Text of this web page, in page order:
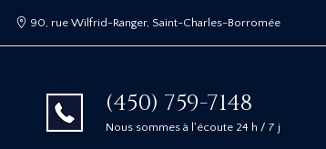
90, rue Wilfrid-Ranger, Saint-Charles-Borromée
(450) 759-7148
Nous sommes à l'écoute 24 h / 7 j